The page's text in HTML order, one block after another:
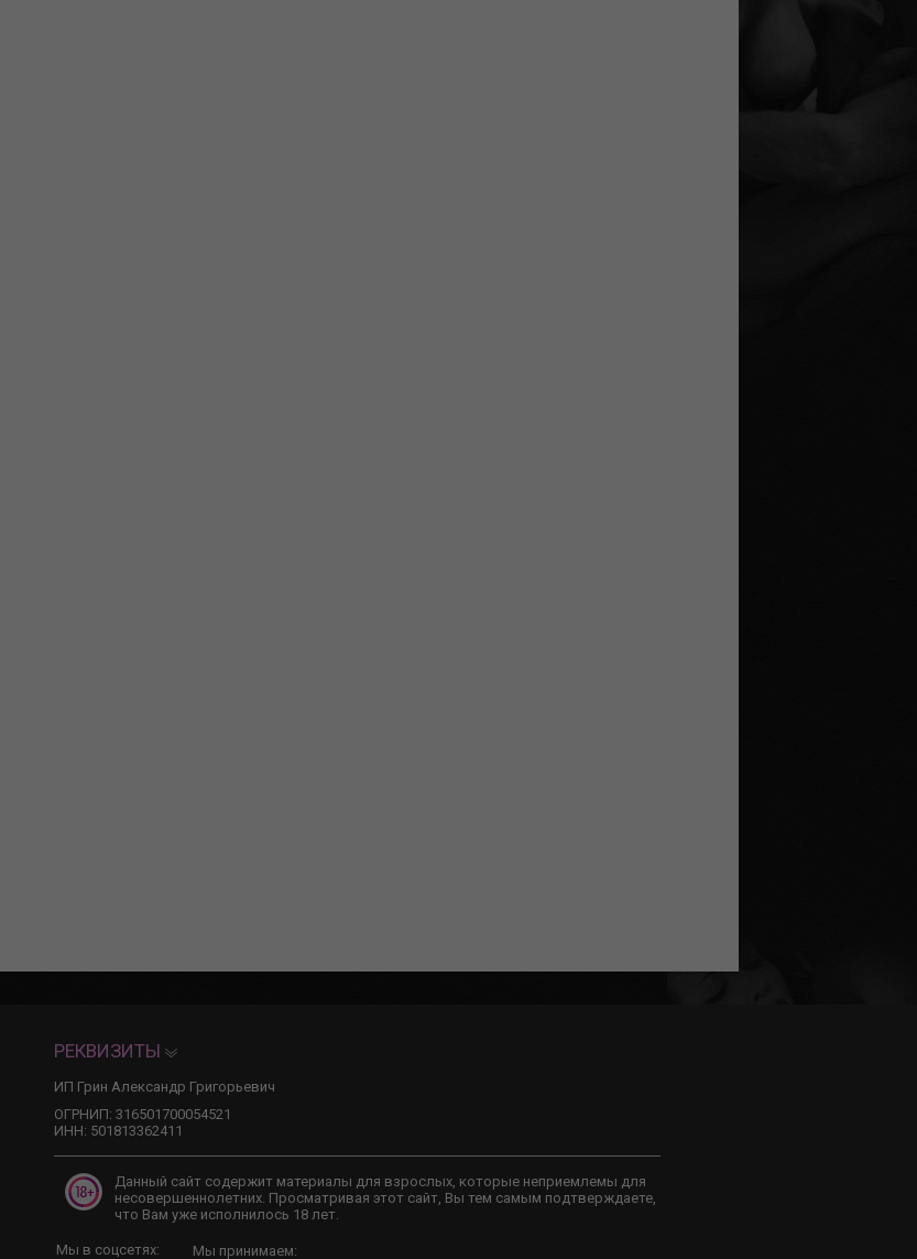
РЕКВИЗИТЫ
ИП Грин Александр Григорьевич
ОГРНИП: 316501700054521
ИНН: 501813362411
Данный сайт содержит материалы для взрослых, которые неприемлемы для
несовершеннолетних. Просматривая этот сайт, Вы тем самым подтверждаете,
что Вам уже исполнилось 18 лет.
Мы в соцсетях: Мы принимаем: